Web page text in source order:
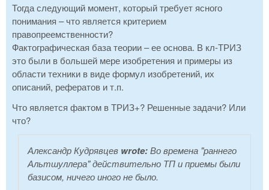
Тогда следующий момент, который требует ясного
понимания – что является критерием
правопреемственности?
Фактографическая база теории – ее основа. В кл-ТРИЗ
это были в большей мере изобретения и примеры из
области техники в виде формул изобретений, их
описаний, рефератов и т.п.
Что является фактом в ТРИЗ+? Решенные задачи? Или
что?
Александр Кудрявцев wrote:Во времена "раннего
Альтшуллера" действительно ТП и приемы были
базисом, ничего иного не было.